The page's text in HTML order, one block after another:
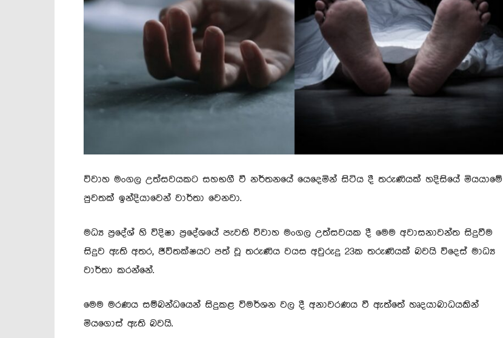
විවාහ මංගල උත්සවයකට සහභගී වී නර්තනයේ යෙදෙමින් සිටිය දී තරුණියක් හදිසියේ මියයාමේ
පුවතක් ඉන්දියාවෙන් වාර්තා වෙනවා.
මධ්‍ය ප්‍රදේශ් හි විදිෂා ප්‍රදේශයේ පැවති විවාහ මංගල උත්සවයක දී මෙම අවාසනාවන්ත සිදුවීම
සිදුව ඇති අතර, ජීවිතක්ෂයට පත් වූ තරුණිය වයස අවුරුදු 23ක තරුණියක් බවයි විදෙස් මාධ්‍ය
වාර්තා කරන්නේ.
මෙම මරණය සම්බන්ධයෙන් සිදුකළ විමර්ශන වල දී අනාවරණය වී ඇත්තේ හෘදයාබාධයකින්
මියගොස් ඇති බවයි.